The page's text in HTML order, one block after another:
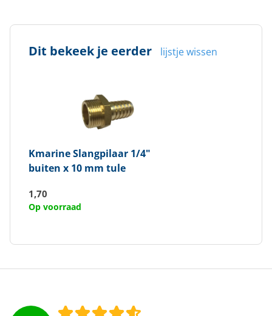
Dit bekeek je eerder lijstje wissen
KmarineSlangpilaar 1/4"
buiten x 10 mm tule
1,70
Op voorraad